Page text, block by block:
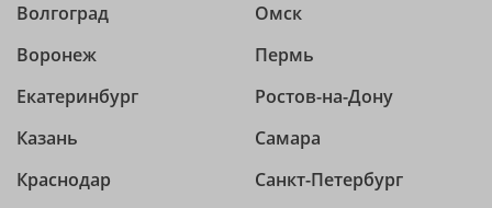
Волгоград
Воронеж
Екатеринбург
Казань
Краснодар
Омск
Пермь
Ростов-на-Дону
Самара
Санкт-Петербург